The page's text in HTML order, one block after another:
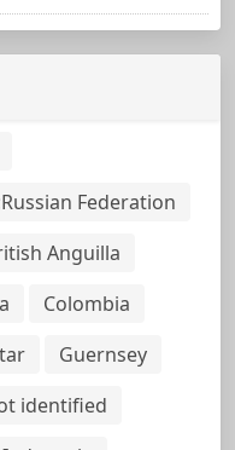
Federation
Anguilla
Colombia
Guernsey
identified